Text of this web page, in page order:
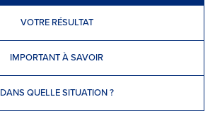
VOTRE RÉSULTAT
IMPORTANT À SAVOIR
DANS QUELLE SITUATION ?